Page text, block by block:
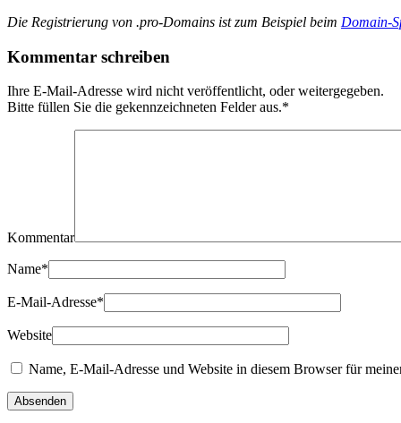
Die Registrierung von .pro-Domains ist zum Beispiel beim Domain-
Kommentar schreiben
Ihre E-Mail-Adresse wird nicht veröffentlicht, oder weitergegeben.
Bitte füllen Sie die gekennzeichneten Felder aus.*
Kommentar
Name*
E-Mail-Adresse*
Website
Name, E-Mail-Adresse und Website in diesem Browser für